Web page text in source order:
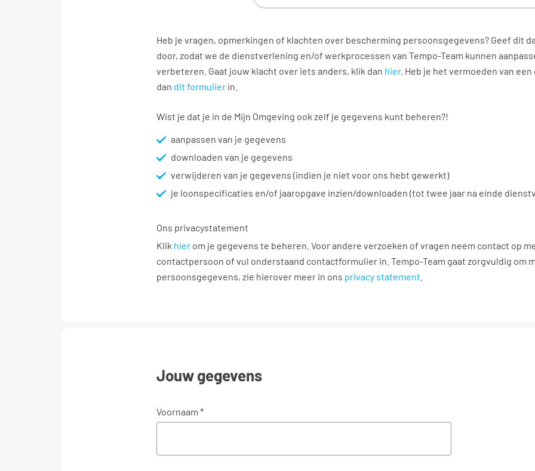
Heb je vragen, opmerkingen of klachten over bescherming persoonsgegevens? Geef dit
door, zodat we de dienstverlening en/of werkprocessen van Tempo-Team kunnen
verbeteren. Gaat jouw klacht over iets anders, klik dan hier. Heb je het vermoeden van een
dan dit formulier in.
Wist je dat je in de Mijn Omgeving ook zelf je gegevens kunt beheren?!
aanpassen van je gegevens
downloaden van je gegevens
verwijderen van je gegevens (indien je niet voor ons hebt gewerkt)
je loonspecificaties en/of jaaropgave inzien/downloaden (tot twee jaar na einde
Ons privacystatement
Klik hier om je gegevens te beheren. Voor andere verzoeken of vragen neem contact op
contactpersoon of vul onderstaand contactformulier in. Tempo-Team gaat zorgvuldig om
persoonsgegevens, zie hierover meer in ons privacy statement
Jouw gegevens
Voornaam *